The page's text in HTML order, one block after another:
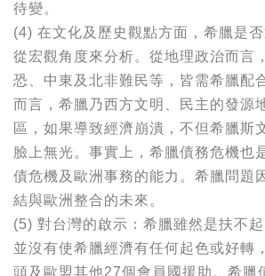
待變。
(4) 在文化及歷史觀點方面，希臘是
從宏觀角度來分析。從地理政治而言
恐、中東及北非難民等，皆需希臘配
而言，希臘乃西方文明、民主的發源
區，如果導致經濟崩潰，不但希臘斯
臉上無光。事實上，希臘債務危機也
債危機及歐洲事務的能力。希臘問題
結與歐洲整合的未來。
(5) 對台灣的啟示：希臘雖然是扶不
並沒有使希臘經濟有任何起色或好轉
頭及歐盟其他27個會員國援助。希臘